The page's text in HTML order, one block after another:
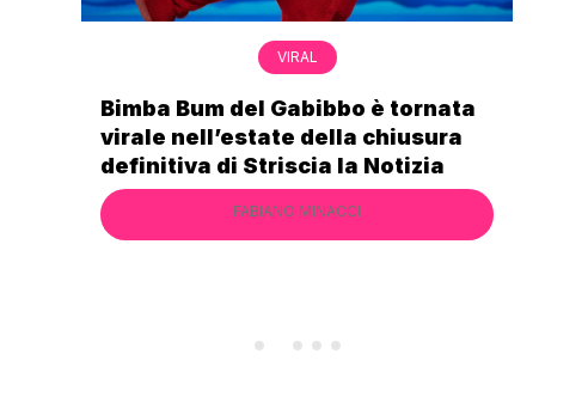
VIRAL
Bimba Bum del Gabibbo è tornata
virale nell’estate della chiusura
definitiva di Striscia la Notizia
FABIANO MINACCI